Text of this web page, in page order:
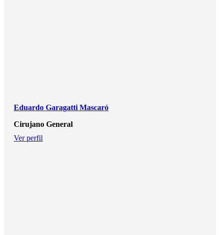
Eduardo Garagatti Mascaró
Cirujano General
Ver perfil